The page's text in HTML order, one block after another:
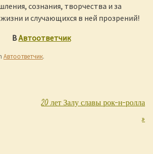
сознания, творчества и за
и случающихся в ней прозрений!
ВАвтоответчик
Автоответчик.
20 лет Залу славы рок-н-ролла
»